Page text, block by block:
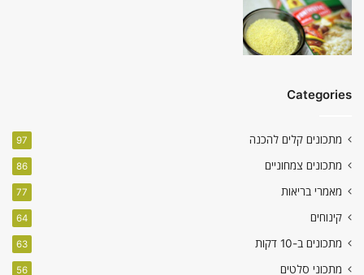
Categories
מתכונים קלים להכנה 97
מתכונים צמחוניים 86
מאמרי בריאות 77
קינוחים 64
מתכונים ב-10 דקות 63
מתכוני סלטים 56